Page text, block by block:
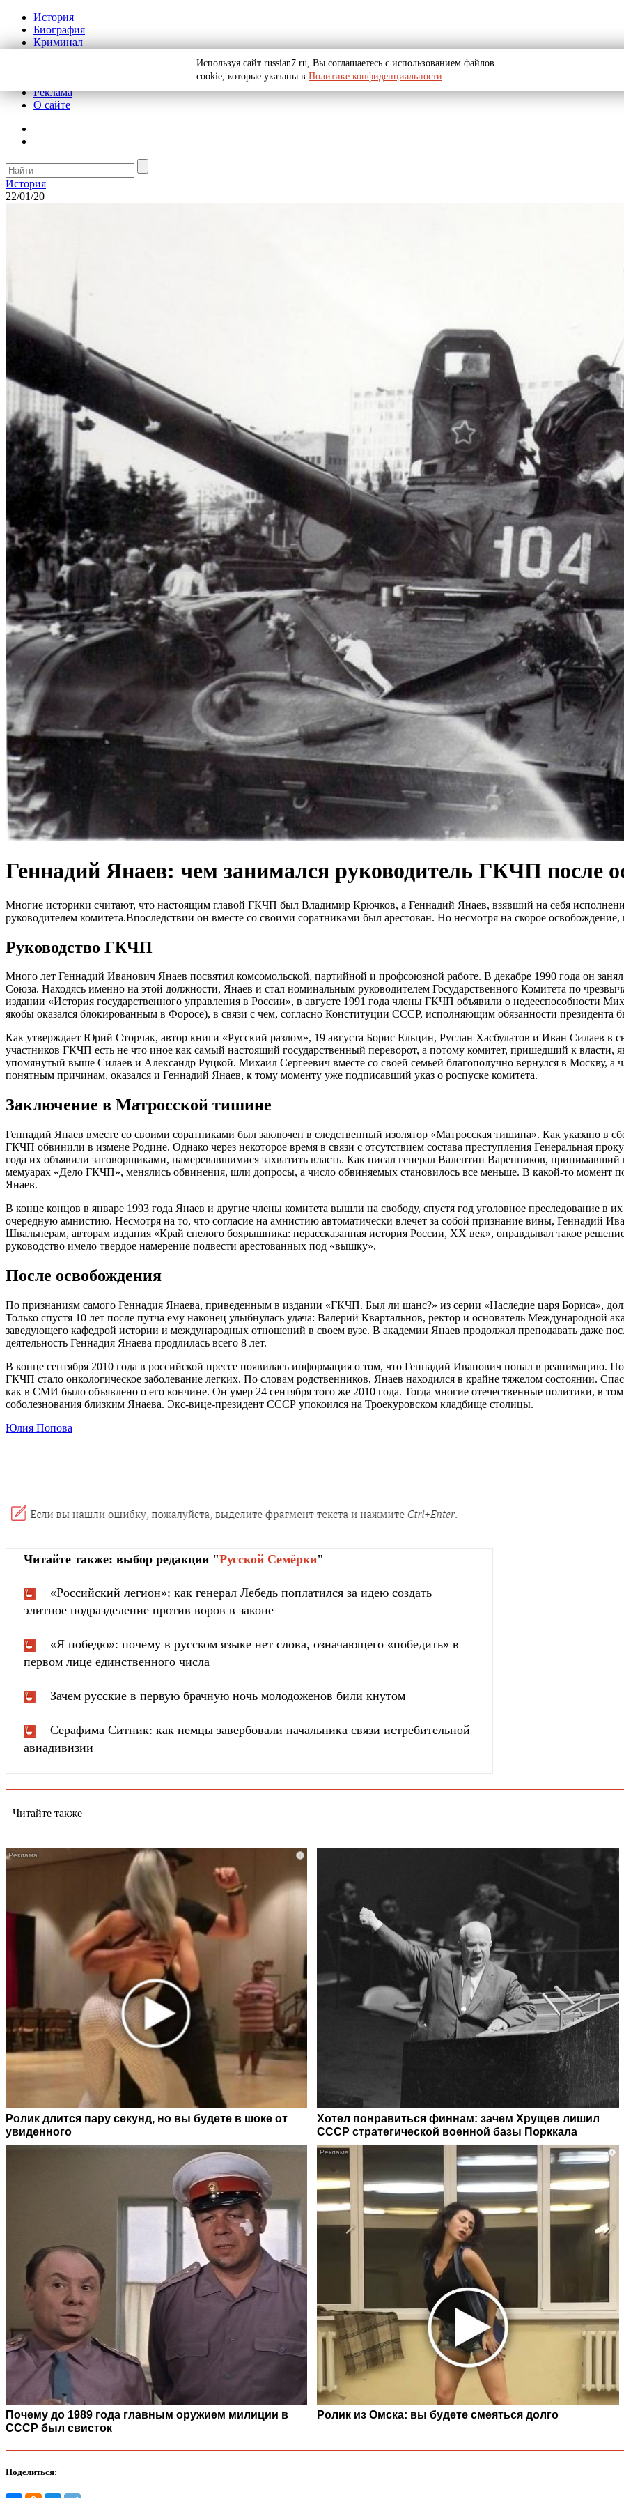
История
Биография
Криминал
Реклама
О сайте
История
22/01/20
Геннадий Янаев: чем занимался руководитель ГКЧП после
Многие историки считают, что настоящим главой ГКЧП был Владимир Крючков, а Геннадий Янаев, взявший на себя
руководителем комитета.Впоследствии он вместе со своими соратниками был арестован. Но несмотря на скорое
Руководство ГКЧП
Много лет Геннадий Иванович Янаев посвятил комсомольской, партийной и профсоюзной работе. В декабре 1990 года он
Союза. Находясь именно на этой должности, Янаев и стал номинальным руководителем Государственного Комитета по
издании «История государственного управления в России», в августе 1991 года члены ГКЧП объявили о недееспособности
якобы оказался блокированным в Форосе), в связи с чем, согласно Конституции СССР, исполняющим обязанности президента
Как утверждает Юрий Сторчак, автор книги «Русский разлом», 19 августа Борис Ельцин, Руслан Хасбулатов и Иван Силаев в
участников ГКЧП есть не что иное как самый настоящий государственный переворот, а потому комитет, пришедший к власти,
упомянутый выше Силаев и Александр Руцкой. Михаил Сергеевич вместе со своей семьей благополучно вернулся в Москву,
понятным причинам, оказался и Геннадий Янаев, к тому моменту уже подписавший указ о роспуске комитета.
Заключение в Матросской тишине
Геннадий Янаев вместе со своими соратниками был заключен в следственный изолятор «Матросская тишина». Как указано в
ГКЧП обвинили в измене Родине. Однако через некоторое время в связи с отсутствием состава преступления Генеральная
года их объявили заговорщиками, намеревавшимися захватить власть. Как писал генерал Валентин Варенников, принимавший
мемуарах «Дело ГКЧП», менялись обвинения, шли допросы, а число обвиняемых становилось все меньше. В какой-то момент
Янаев.
В конце концов в январе 1993 года Янаев и другие члены комитета вышли на свободу, спустя год уголовное преследование в
очередную амнистию. Несмотря на то, что согласие на амнистию автоматически влечет за собой признание вины, Геннадий
Швальнерам, авторам издания «Край спелого боярышника: нерассказанная история России, ХХ век», оправдывал такое
руководство имело твердое намерение подвести арестованных под «вышку».
После освобождения
По признаниям самого Геннадия Янаева, приведенным в издании «ГКЧП. Был ли шанс?» из серии «Наследие царя Бориса»,
Только спустя 10 лет после путча ему наконец улыбнулась удача: Валерий Квартальнов, ректор и основатель Международной
заведующего кафедрой истории и международных отношений в своем вузе. В академии Янаев продолжал преподавать даже
деятельность Геннадия Янаева продлилась всего 8 лет.
В конце сентября 2010 года в российской прессе появилась информация о том, что Геннадий Иванович попал в реанимацию.
ГКЧП стало онкологическое заболевание легких. По словам родственников, Янаев находился в крайне тяжелом состоянии.
как в СМИ было объявлено о его кончине. Он умер 24 сентября того же 2010 года. Тогда многие отечественные политики, в
соболезнования близким Янаева. Экс-вице-президент СССР упокоился на Троекуровском кладбище столицы.
Юлия Попова
Читайте также: выбор редакции "Русской Cемёрки"
«Российский легион»: как генерал Лебедь поплатился за идею создать
элитное подразделение против воров в законе
«Я победю»: почему в русском языке нет слова, означающего «победить» в
первом лице единственного числа
Зачем русские в первую брачную ночь молодоженов били кнутом
Серафима Ситник: как немцы завербовали начальника связи истребительной
авиадивизии
Читайте также
i
Ролик длится пару секунд, но вы будете в шоке от
увиденного
Хотел понравиться финнам: зачем Хрущев лишил
СССР стратегической военной базы Порккала
Почему до 1989 года главным оружием милиции в
СССР был свисток
i
Ролик из Омска: вы будете смеяться долго
Поделиться:
Используя сайт russian7.ru, Вы соглашаетесь с использованием файлов
cookie, которые указаны в Политике конфиденциальности